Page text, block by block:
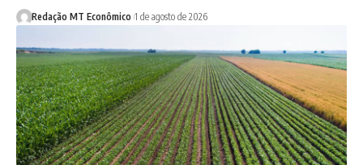
Redação MT Econômico 1 de agosto de 2026